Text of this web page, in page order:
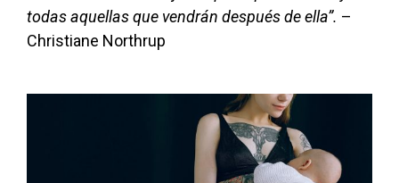
todas aquellas que vendrán después de ella”. –
Christiane Northrup